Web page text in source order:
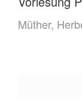
Müther,